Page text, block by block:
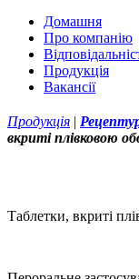
Домашня
Про компанію
Продукція
Вакансії
Продукція |
вкриті плівковою
Таблетки, вкриті